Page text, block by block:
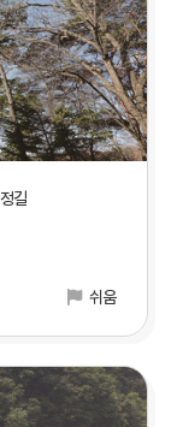
길
쉬움